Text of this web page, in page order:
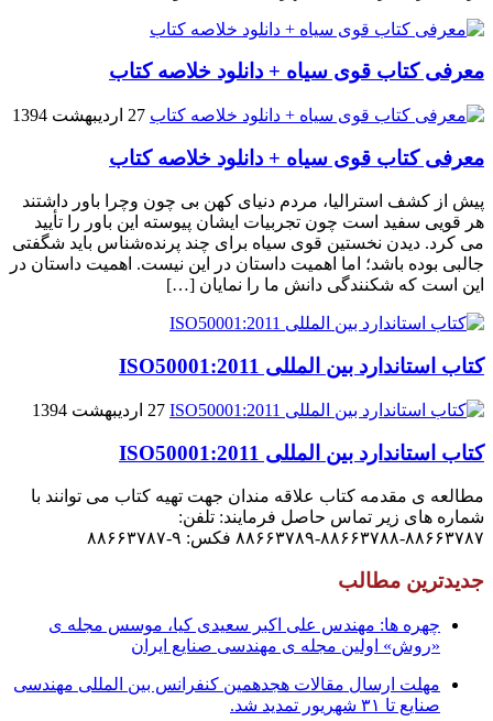
معرفی کتاب قوی سیاه + دانلود خلاصه کتاب
27 اردیبهشت 1394
معرفی کتاب قوی سیاه + دانلود خلاصه کتاب
پیش از کشف استرالیا، مردم دنیاى کهن بی چون وچرا باور داشتند
هر قویى سفید است چون تجربیات ایشان پیوسته این باور را تأیید
می کرد. دیدن نخستین قوى سیاه براى چند پرنده‌شناس باید شگفتى
جالبى بوده باشد؛ اما اهمیت داستان در این نیست. اهمیت داستان در
این است که شکنندگى دانش ما را نمایان […]
کتاب استاندارد بین المللی ISO50001:2011
27 اردیبهشت 1394
کتاب استاندارد بین المللی ISO50001:2011
مطالعه ی مقدمه کتاب علاقه مندان جهت تهیه کتاب می توانند با
شماره های زیر تماس حاصل فرمایند: تلفن:
۸۸۶۶۳۷۸۷-۸۸۶۶۳۷۸۸-۸۸۶۶۳۷۸۹ فکس: ۹-۸۸۶۶۳۷۸۷
جدیدترین مطالب
چهره ها: مهندس علی اکبر سعیدی کیا، موسس مجله ی
«روش» اولین مجله ی مهندسی صنایع ایران
مهلت ارسال مقالات هجدهمین کنفرانس بین المللی مهندسی
صنایع تا ۳۱ شهریور تمدید شد.